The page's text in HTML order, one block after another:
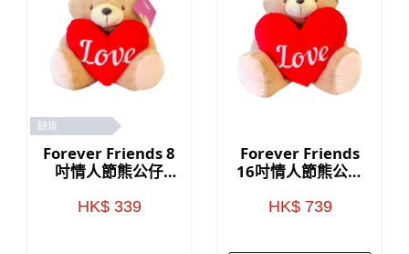
缺貨
Forever Friends 8
吋情人節熊公仔
HK$ 339
Forever Friends
16吋情人節熊公仔
HK$ 739